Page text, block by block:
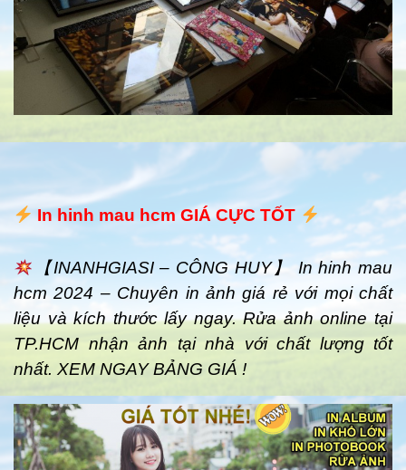
In hinh mau hcm GIÁ CỰC TỐT
【INANHGIASI – CÔNG HUY】 In hinh mau
hcm 2024 – Chuyên in ảnh giá rẻ với mọi chất
liệu và kích thước lấy ngay. Rửa ảnh online tại
TP.HCM nhận ảnh tại nhà với chất lượng tốt
nhất. XEM NGAY BẢNG GIÁ !